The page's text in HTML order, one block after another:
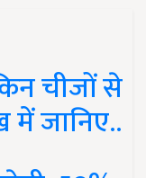
चीजों से
जानिए..